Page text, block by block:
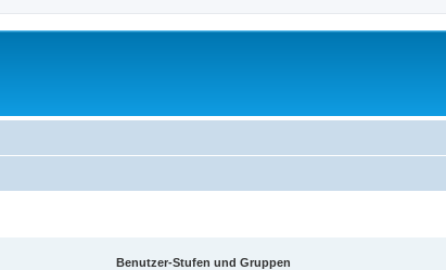
Benutzer-Stufen und Gruppen